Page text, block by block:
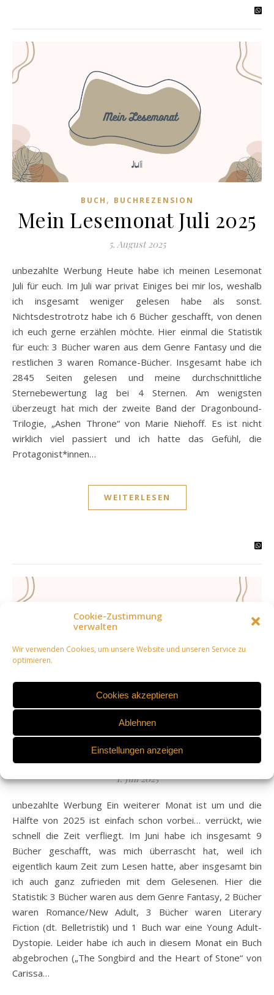
Cookie-Zustimmung
verwalten
Wir verwenden Cookies, um unsere Website und unseren Service zu
optimieren.
Cookies akzeptieren
Ablehnen
Einstellungen anzeigen
BUCH , BUCHREZENSION
Mein Lesemonat Juli 2025
5. August 2025
unbezahlte Werbung Heute habe ich meinen Lesemonat
Juli für euch. Im Juli war privat Einiges bei mir los, weshalb
ich insgesamt weniger gelesen habe als sonst.
Nichtsdestrotrotz habe ich 6 Bücher geschafft, von denen
ich euch gerne erzählen möchte. Hier einmal die Statistik
für euch: 3 Bücher waren aus dem Genre Fantasy und die
restlichen 3 waren Romance-Bücher. Insgesamt habe ich
2845 Seiten gelesen und meine durchschnittliche
Sternebewertung lag bei 4 Sternen. Am wenigsten
überzeugt hat mich der zweite Band der Dragonbound-
Trilogie, „Ashen Throne“ von Marie Niehoff. Es ist nicht
wirklich viel passiert und ich hatte das Gefühl, die
Protagonist*innen…
WEITERLESEN
BUCH,BUCHREZENSION
Mein Lesemonat Juni 2025
1. Juli 2025
unbezahlte Werbung Ein weiterer Monat ist um und die
Hälfte von 2025 ist einfach schon vorbei… verrückt, wie
schnell die Zeit verfliegt. Im Juni habe ich insgesamt 9
Bücher geschafft, was mich überrascht hat, weil ich
eigentlich kaum Zeit zum Lesen hatte, aber insgesamt bin
ich auch ganz zufrieden mit dem Gelesenen. Hier die
Statistik: 3 Bücher waren aus dem Genre Fantasy, 2 Bücher
waren Romance/New Adult, 3 Bücher waren Literary
Fiction (dt. Belletristik) und 1 Buch war eine Young Adult-
Dystopie. Leider habe ich auch in diesem Monat ein Buch
abgebrochen („The Songbird and the Heart of Stone“ von
Carissa…